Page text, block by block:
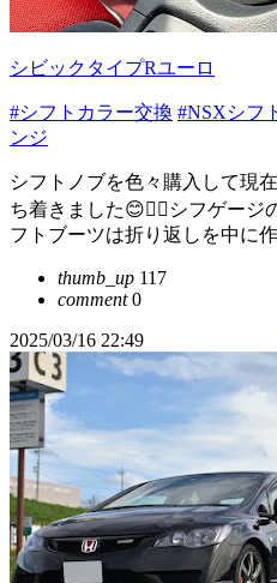
シビックタイプRユーロ
#シフトカラー交換 #NSXシフ
ンジ
シフトノブを色々購入して現
ち着きました😊👌🏻シフゲー
フトブーツは折り返しを中に
thumb_up 117
comment0
2025/03/16 22:49